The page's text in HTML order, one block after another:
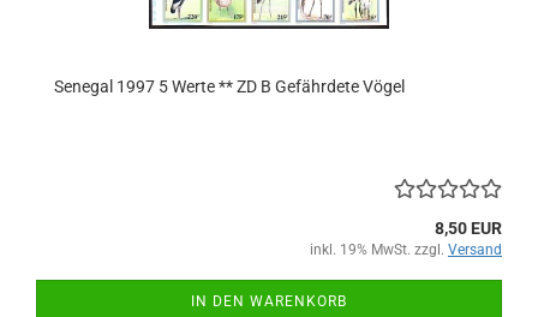
Senegal 1997 5 Werte ** ZD B Gefährdete Vögel
8,50 EUR
inkl. 19% MwSt. zzgl. Versand
IN DEN WARENKORB